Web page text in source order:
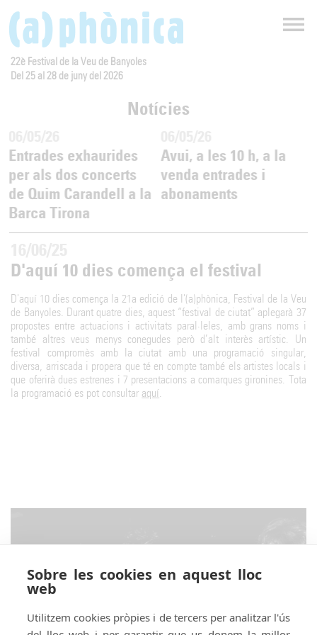
22è Festival de la Veu de Banyoles
Del 25 al 28 de juny del 2026
Notícies
Entrades exhaurides
per als dos concerts
de Quim Carandell a la
Barca Tirona
Avui, a les 10 h, a la
venda entrades i
abonaments
D'aquí 10 dies comença el festival
D'aquí 10 dies comença la 21a edició de l'(a)phònica, Festival de la Veu
de Banyoles. Durant quatre dies, aquest “festival de ciutat” aplegarà 37
propostes entre actuacions i activitats paral·leles, amb grans noms i
també altres veus menys conegudes però d’alt interès artístic. Un
festival compromès amb la ciutat amb una programació singular,
diversa, arriscada i propera que té en compte també els artistes locals i
que oferirà dues estrenes i 7 presentacions a comarques gironines. Tota
la programació es pot consultar aquí.
Sobre les cookies en aquest lloc
web
Utilitzem cookies pròpies i de tercers per analitzar l'ús